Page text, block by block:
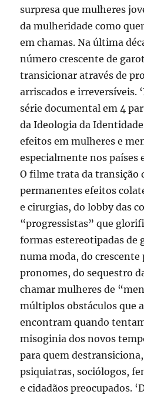
surpresa que mulheres
da mulheridade como
em chamas. Na última
número crescente de
transicionar através de
arriscados e irreversíveis.
série documental em 4
da Ideologia da
efeitos em mulheres e
especialmente nos
O filme trata da transição
permanentes efeitos
e cirurgias, do lobby das
“progressistas” que
formas estereotipadas de
numa moda, do
pronomes, do sequestro
chamar mulheres de
múltiplos obstáculos que
encontram quando
misoginia dos novos
para quem
psiquiatras, sociólogos,
e cidadãos preocupados.